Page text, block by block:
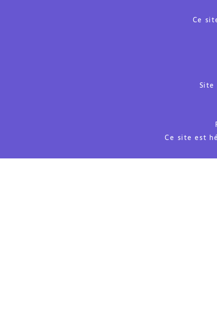
Ce
Site
Ce site est